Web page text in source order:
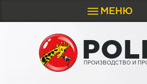
Toggle
navigation
МЕНЮ
POL
ПРОИЗВОДСТВО И